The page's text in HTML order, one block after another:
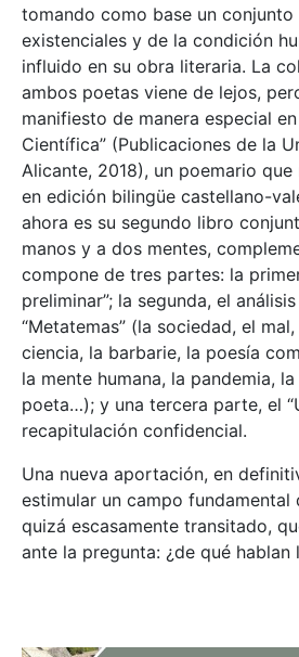
tomando como base un conjunto
existenciales y de la condición
influido en su obra literaria. La
ambos poetas viene de lejos,
manifiesto de manera especial
Científica” (Publicaciones de la
Alicante, 2018), un poemario
en edición bilingüe castellano-
ahora es su segundo libro
manos y a dos mentes,
compone de tres partes: la
preliminar”; la segunda, el
“Metatemas” (la sociedad, el
ciencia, la barbarie, la poesía
la mente humana, la pandemia,
poeta…); y una tercera parte, el
recapitulación confidencial.
Una nueva aportación, en
estimular un campo fundamental
quizá escasamente transitado,
ante la pregunta: ¿de qué hablan